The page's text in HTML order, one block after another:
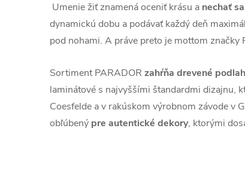
Umenie žiť znamená oceniť krásu a nechať
dynamickú dobu a podávať každý deň
pod nohami. A práve preto je mottom značky
Sortiment PARADOR zahŕňa drevené
laminátové s najvyššími štandardmi dizajnu,
Coesfelde a v rakúskom výrobnom závode v
obľúbený pre autentické dekory, ktorými